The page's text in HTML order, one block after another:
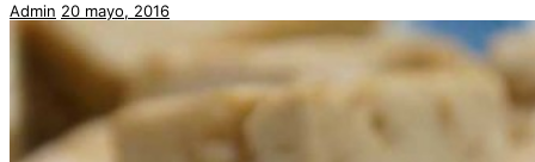
Admin 20 mayo, 2016